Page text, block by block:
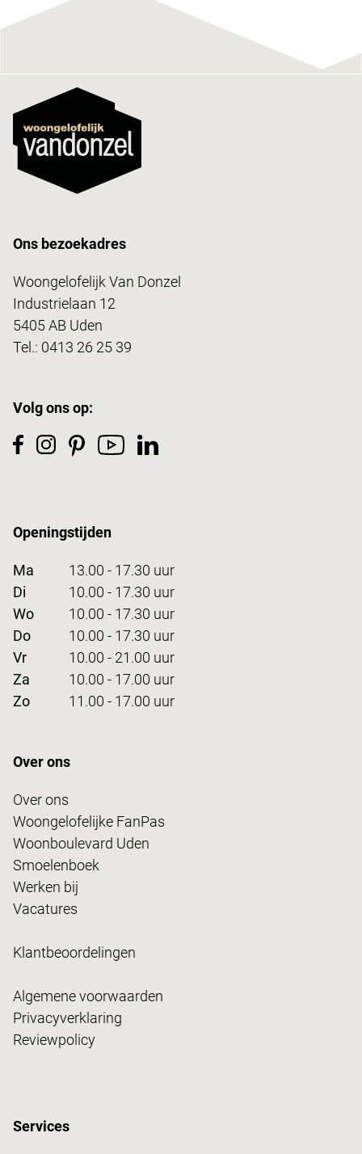
Ons bezoekadres
Woongelofelijk Van Donzel
Industrielaan 12
5405 AB Uden
Tel.: 0413 26 25 39
Volg ons op:
Openingstijden
Ma
13.00 - 17.30 uur
Di
10.00 - 17.30 uur
Wo
10.00 - 17.30 uur
Do
10.00 - 17.30 uur
Vr
10.00 - 21.00 uur
Za
10.00 - 17.00 uur
Zo
11.00 - 17.00 uur
Over ons
Over ons
Woongelofelijke FanPas
Woonboulevard Uden
Smoelenboek
Werken bij
Vacatures
Klantbeoordelingen
Algemene voorwaarden
Privacyverklaring
Reviewpolicy
Services